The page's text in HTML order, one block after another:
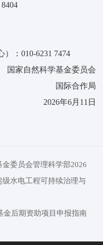
：010-6231 7474
国家自然科学基金委员会
国际合作局
2026年6月11日
委员会管理科学部2026
水电工程可持续治理与
金后期资助项目申报指南